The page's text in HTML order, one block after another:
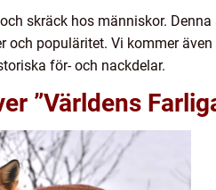
skräck hos människor.
och populäritet. Vi kommer
för- och nackdelar.
”Världens